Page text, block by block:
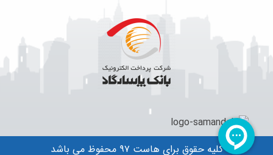
کلیه حقوق برای هاست ۹۷ محفوظ می باشد